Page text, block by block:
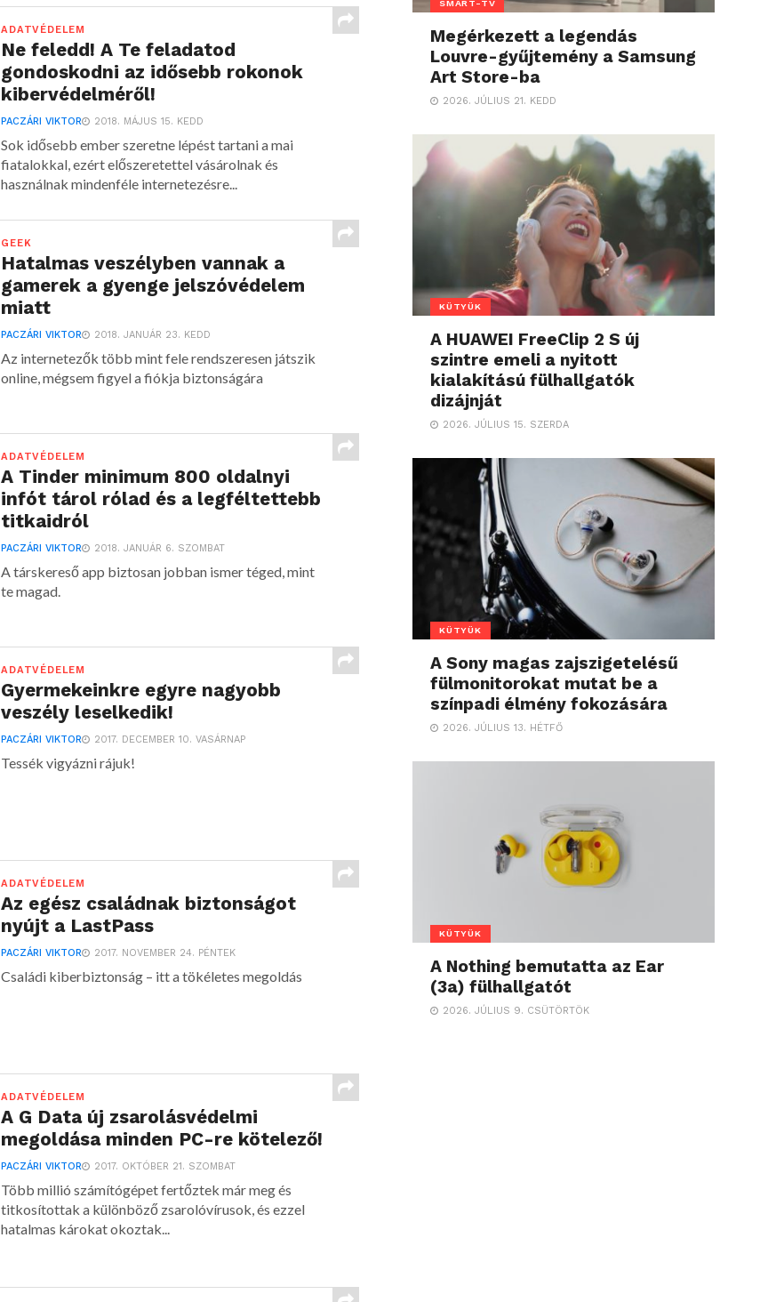
ADATVÉDELEM
Ne feledd! A Te feladatod
gondoskodni az idősebb rokonok
kibervédelméről!
PACZÁRI VIKTOR 2018. MÁJUS 15. KEDD
Sok idősebb ember szeretne lépést tartani a mai
fiatalokkal, ezért előszeretettel vásárolnak és
használnak mindenféle internetezésre...
GEEK
Hatalmas veszélyben vannak a
gamerek a gyenge jelszóvédelem
miatt
PACZÁRI VIKTOR 2018. JANUÁR 23. KEDD
Az internetezők több mint fele rendszeresen játszik
online, mégsem figyel a fiókja biztonságára
ADATVÉDELEM
A Tinder minimum 800 oldalnyi
infót tárol rólad és a legféltettebb
titkaidról
PACZÁRI VIKTOR 2018. JANUÁR 6. SZOMBAT
A társkereső app biztosan jobban ismer téged, mint
te magad.
ADATVÉDELEM
Gyermekeinkre egyre nagyobb
veszély leselkedik!
PACZÁRI VIKTOR 2017. DECEMBER 10. VASÁRNAP
Tessék vigyázni rájuk!
ADATVÉDELEM
Az egész családnak biztonságot
nyújt a LastPass
PACZÁRI VIKTOR 2017. NOVEMBER 24. PÉNTEK
Családi kiberbiztonság – itt a tökéletes megoldás
ADATVÉDELEM
A G Data új zsarolásvédelmi
megoldása minden PC-re kötelező!
PACZÁRI VIKTOR 2017. OKTÓBER 21. SZOMBAT
Több millió számítógépet fertőztek már meg és
titkosítottak a különböző zsarolóvírusok, és ezzel
hatalmas károkat okoztak...
SMART-TV
Megérkezett a legendás
Louvre-gyűjtemény a Samsung
Art Store-ba
2026. JÚLIUS 21. KEDD
KÜTYÜK
A HUAWEI FreeClip 2 S új
szintre emeli a nyitott
kialakítású fülhallgatók
dizájnját
2026. JÚLIUS 15. SZERDA
KÜTYÜK
A Sony magas zajszigetelésű
fülmonitorokat mutat be a
színpadi élmény fokozására
2026. JÚLIUS 13. HÉTFŐ
KÜTYÜK
A Nothing bemutatta az Ear
(3a) fülhallgatót
2026. JÚLIUS 9. CSÜTÖRTÖK